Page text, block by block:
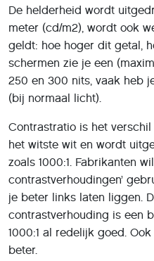
De helderheid wordt
meter (cd/m2), wordt ook
geldt: hoe hoger dit getal,
schermen zie je een
250 en 300 nits, vaak heb
(bij normaal licht).
Contrastratio is het
het witste wit en wordt
zoals 1000:1. Fabrikanten
contrastverhoudingen’
je beter links laten liggen.
contrastverhouding is een
1000:1 al redelijk goed.
beter.